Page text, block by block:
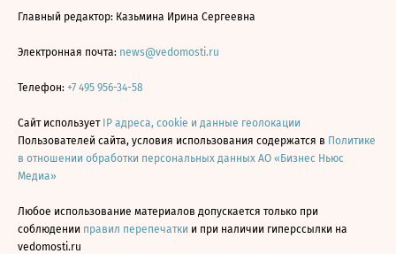
Главный редактор: Казьмина Ирина Сергеевна
Электронная почта: news@vedomosti.ru
Телефон: +7 495 956-34-58
Сайт использует IP адреса, cookie и данные геолокации
Пользователей сайта, условия использования содержатся в Политике
в отношении обработки персональных данных АО «Бизнес Ньюс
Медиа»
Любое использование материалов допускается только при
соблюдении правил перепечатки и при наличии гиперссылки на
vedomosti.ru